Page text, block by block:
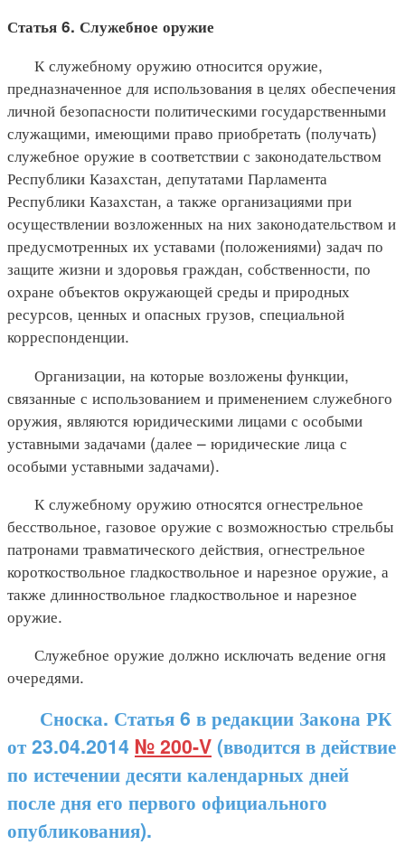
Статья 6. Служебное оружие
К служебному оружию относится оружие,
предназначенное для использования в целях обеспечения
личной безопасности политическими государственными
служащими, имеющими право приобретать (получать)
служебное оружие в соответствии с законодательством
Республики Казахстан, депутатами Парламента
Республики Казахстан, а также организациями при
осуществлении возложенных на них законодательством и
предусмотренных их уставами (положениями) задач по
защите жизни и здоровья граждан, собственности, по
охране объектов окружающей среды и природных
ресурсов, ценных и опасных грузов, специальной
корреспонденции.
Организации, на которые возложены функции,
связанные с использованием и применением служебного
оружия, являются юридическими лицами с особыми
уставными задачами (далее – юридические лица с
особыми уставными задачами).
К служебному оружию относятся огнестрельное
бесствольное, газовое оружие с возможностью стрельбы
патронами травматического действия, огнестрельное
короткоствольное гладкоствольное и нарезное оружие, а
также длинноствольное гладкоствольное и нарезное
оружие.
Служебное оружие должно исключать ведение огня
очередями.
Сноска. Статья 6 в редакции Закона РК
от 23.04.2014 № 200-V (вводится в действие
по истечении десяти календарных дней
после дня его первого официального
опубликования).